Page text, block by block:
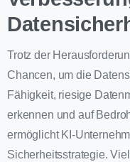
Trotz der
Chancen, um die
Fähigkeit, riesige
erkennen und auf
ermöglicht KI-
Sicherheitsstrategie.